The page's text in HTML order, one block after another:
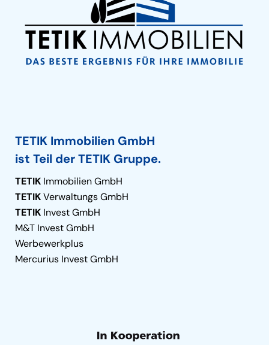
TETIK Immobilien GmbH
ist Teil der TETIK Gruppe.
TETIK Immobilien GmbH
TETIKVerwaltungs GmbH
TETIK Invest GmbH
M&T Invest GmbH
Werbewerkplus
Mercurius Invest GmbH